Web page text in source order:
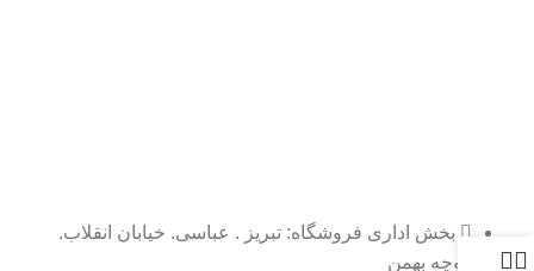
بخش اداری فروشگاه: تبریز . عباسی. خیابان انقلاب.
کوچه بهمن